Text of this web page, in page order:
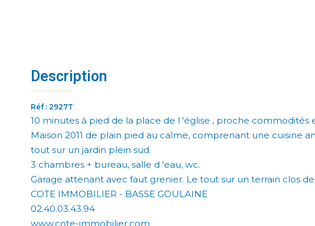
Description
Réf : 2927T
10 minutes à pied de la place de l 'église , proche commodités
Maison 2011 de plain pied au calme, comprenant une cuisine
tout sur un jardin plein sud.
3 chambres + bureau, salle d 'eau, wc.
Garage attenant avec faut grenier. Le tout sur un terrain clos de
COTE IMMOBILIER - BASSE GOULAINE
02.40.03.43.94
www.cote-immobilier.com